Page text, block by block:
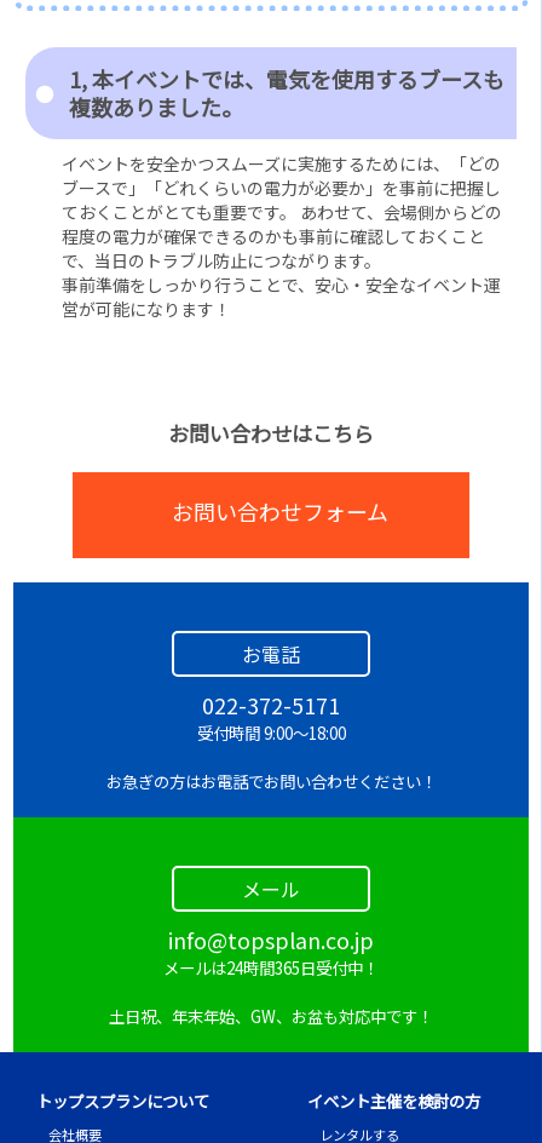
1, 本イベントでは、電気を使用するブースも
複数ありました。
イベントを安全かつスムーズに実施するためには、「どの
ブースで」「どれくらいの電力が必要か」を事前に把握し
ておくことがとても重要です。 あわせて、会場側からどの
程度の電力が確保できるのかも事前に確認しておくこと
で、当日のトラブル防止につながります。
事前準備をしっかり行うことで、安心・安全なイベント運
営が可能になります！
お問い合わせはこちら
お問い合わせフォーム
お電話
022-372-5171
受付時間 9:00～18:00
お急ぎの方はお電話でお問い合わせください！
メール
info@topsplan.co.jp
メールは24時間365日受付中！
土日祝、年末年始、GW、お盆も対応中です！
トップスプランについて
会社概要
イベント主催を検討の方
レンタルする